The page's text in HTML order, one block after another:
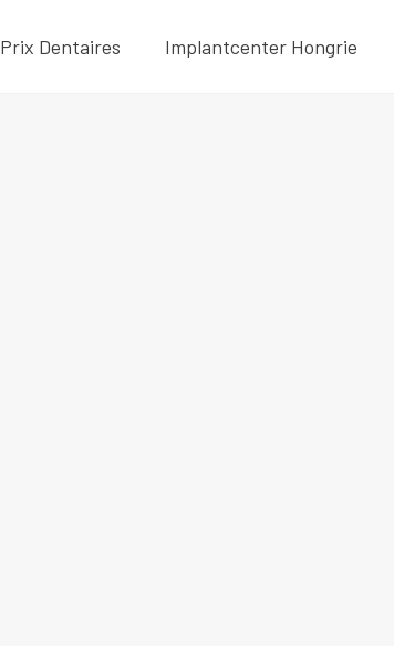
Prix Dentaires Implantcenter Hongrie